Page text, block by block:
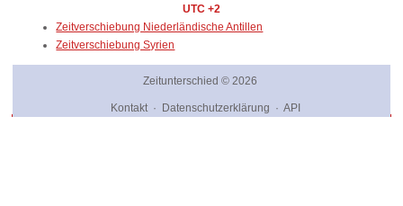
UTC +2
Zeitverschiebung Niederländische Antillen
Zeitverschiebung Syrien
Zeitunterschied © 2026
Kontakt· Datenschutzerklärung · API